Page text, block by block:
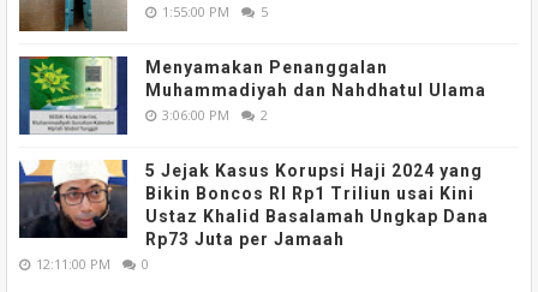
1:55:00 PM 5
Menyamakan Penanggalan
Muhammadiyah dan Nahdhatul Ulama
3:06:00 PM 2
5 Jejak Kasus Korupsi Haji 2024 yang
Bikin Boncos RI Rp1 Triliun usai Kini
Ustaz Khalid Basalamah Ungkap Dana
Rp73 Juta per Jamaah
12:11:00 PM 0